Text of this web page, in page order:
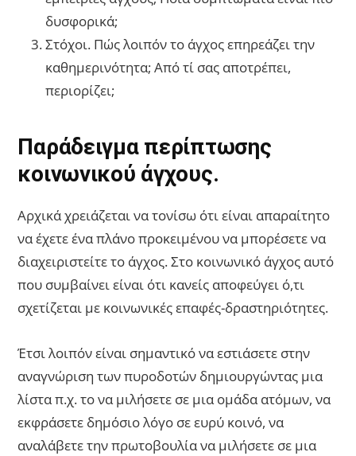
δυσφορικά;
Στόχοι. Πώς λοιπόν το άγχος επηρεάζει την
καθημερινότητα; Από τί σας αποτρέπει,
περιορίζει;
Παράδειγμα περίπτωσης
κοινωνικού άγχους.
Αρχικά χρειάζεται να τονίσω ότι είναι απαραίτητο
να έχετε ένα πλάνο προκειμένου να μπορέσετε να
διαχειριστείτε το άγχος. Στο κοινωνικό άγχος αυτό
που συμβαίνει είναι ότι κανείς αποφεύγει ό,τι
σχετίζεται με κοινωνικές επαφές-δραστηριότητες.
Έτσι λοιπόν είναι σημαντικό να εστιάσετε στην
αναγνώριση των πυροδοτών δημιουργώντας μια
λίστα π.χ. το να μιλήσετε σε μια ομάδα ατόμων, να
εκφράσετε δημόσιο λόγο σε ευρύ κοινό, να
αναλάβετε την πρωτοβουλία να μιλήσετε σε μια